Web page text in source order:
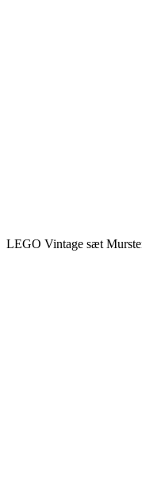
LEGO Vintage sæt